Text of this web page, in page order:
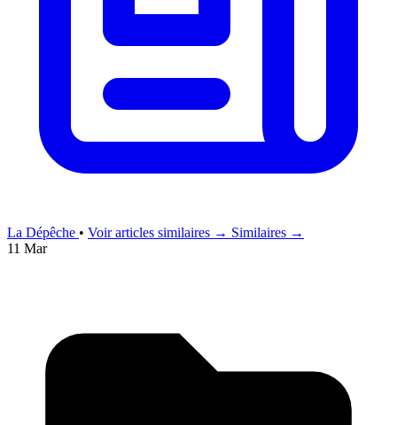
La Dépêche • Voir articles similaires → Similaires →
11 Mar